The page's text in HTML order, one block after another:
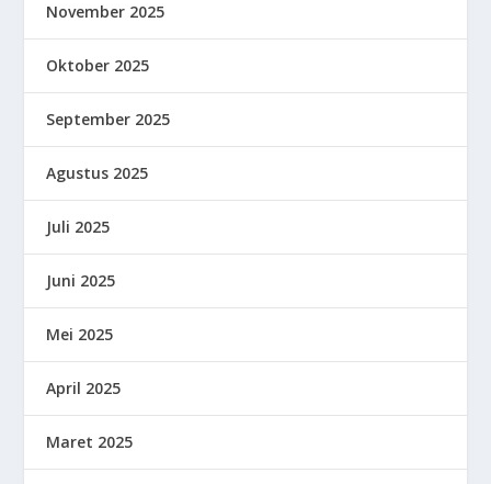
November 2025
Oktober 2025
September 2025
Agustus 2025
Juli 2025
Juni 2025
Mei 2025
April 2025
Maret 2025